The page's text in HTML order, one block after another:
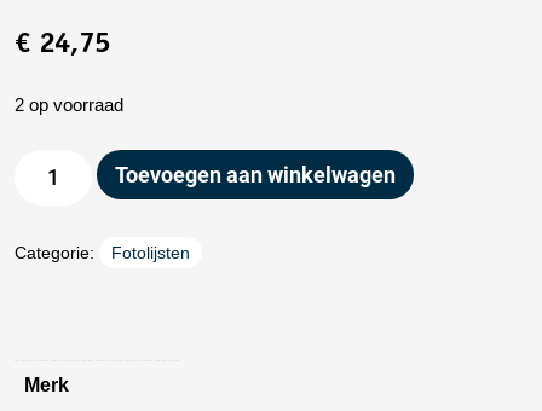
€ 24,75
2 op voorraad
Toevoegen aan winkelwagen
Categorie: Fotolijsten
Merk